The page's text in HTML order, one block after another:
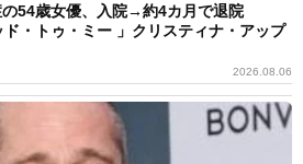
の54歳女優、入院→約4カ月で退院
・トゥ・ミー 」クリスティナ・アップ
2026.08.06